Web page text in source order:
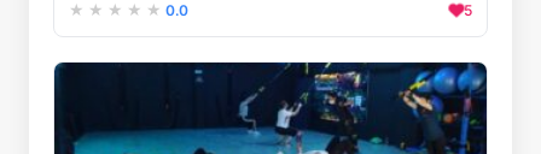
0.0 5